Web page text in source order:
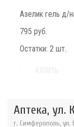
Азелик гель д/
795 руб.
Остатки: 2 шт.
Аптека, ул.
г. Симферополь, ул.